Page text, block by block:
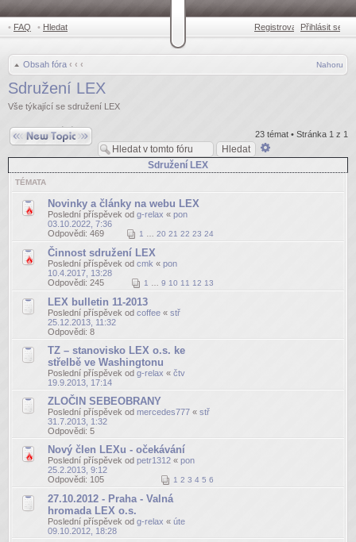
• FAQ • Hledat Registrovat •Přihlásit se
Obsah fóra ‹ ‹ ‹ Nahoru
Sdružení LEX
Vše týkající se sdružení LEX
23 témat • Stránka 1 z 1
Odeslat nové téma
hledání
Sdružení LEX
TÉMATA
Novinky a články na webu LEX
Poslední příspěvek od g-relax « pon
03.10.2022, 7:36
Odpovědi: 469 1 20 21 22 23 24
Činnost sdružení LEX
Poslední příspěvek od cmk « pon
10.4.2017, 13:28
Odpovědi: 245 1 9 10 11 12 13
LEX bulletin 11-2013
Poslední příspěvek od coffee « stř
25.12.2013, 11:32
Odpovědi: 8
TZ – stanovisko LEX o.s. ke
střelbě ve Washingtonu
Poslední příspěvek od g-relax « čtv
19.9.2013, 17:14
ZLOČIN SEBEOBRANY
Poslední příspěvek od mercedes777 « stř
31.7.2013, 1:32
Odpovědi: 5
Nový člen LEXu - očekávání
Poslední příspěvek od petr1312 « pon
25.2.2013, 9:12
Odpovědi: 105 1 2 3 4 5 6
27.10.2012 - Praha - Valná
hromada LEX o.s.
Poslední příspěvek od g-relax « úte
09.10.2012, 18:28